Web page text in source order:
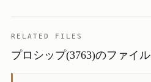
RELATED FILES
プロシップ(3763)のファイル